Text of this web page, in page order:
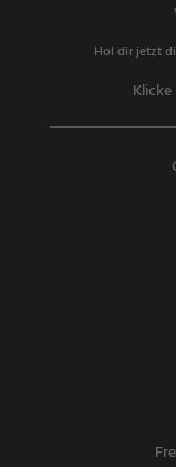
Hol dir jetzt